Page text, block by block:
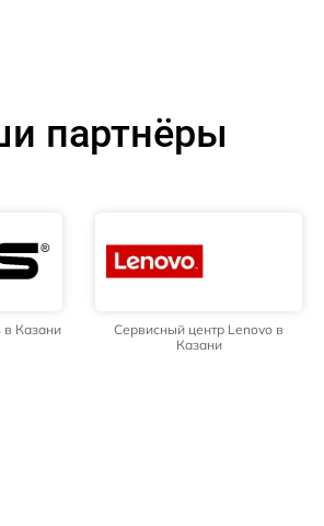
партнёры
в Казани
Сервисный центр Lenovo в
Казани